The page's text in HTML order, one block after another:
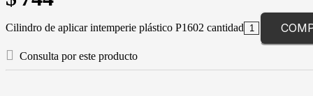
Cilindro de aplicar intemperie plástico P1602 cantidad
Consulta por este producto